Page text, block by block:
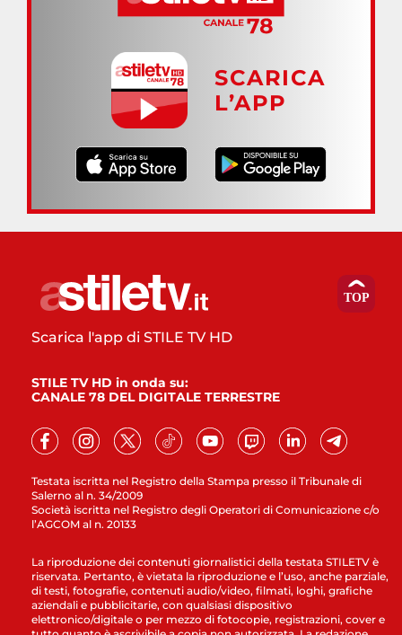
SCARICA
L’APP
Testata iscritta nel Registro della Stampa presso il Tribunale di
Salerno al n. 34/2009
Società iscritta nel Registro degli Operatori di Comunicazione c/o
l’AGCOM al n. 20133
Scarica l'app di STILE TV HD
STILE TV HD in onda su:
CANALE 78 DEL DIGITALE TERRESTRE
La riproduzione dei contenuti giornalistici della testata STILETV è
riservata. Pertanto, è vietata la riproduzione e l’uso, anche parziale,
di testi, fotografie, contenuti audio/video, filmati, loghi, grafiche
aziendali e pubblicitarie, con qualsiasi dispositivo
elettronico/digitale o per mezzo di fotocopie, registrazioni, cover e